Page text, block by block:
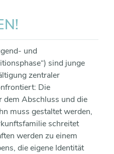
und
sind junge
zentraler
Die
dem Abschluss und die
muss gestaltet werden,
schreitet
werden zu einem
die eigene Identität